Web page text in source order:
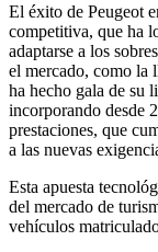
El éxito de Peugeot
competitiva, que ha
adaptarse a los
el mercado, como la
ha hecho gala de su
incorporando desde
prestaciones, que
a las nuevas
Esta apuesta
del mercado de
vehículos